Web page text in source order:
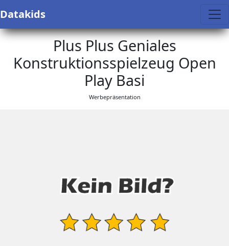
Datakids
Plus Plus Geniales
Konstruktionsspielzeug Open
Play Basi
Werbepräsentation